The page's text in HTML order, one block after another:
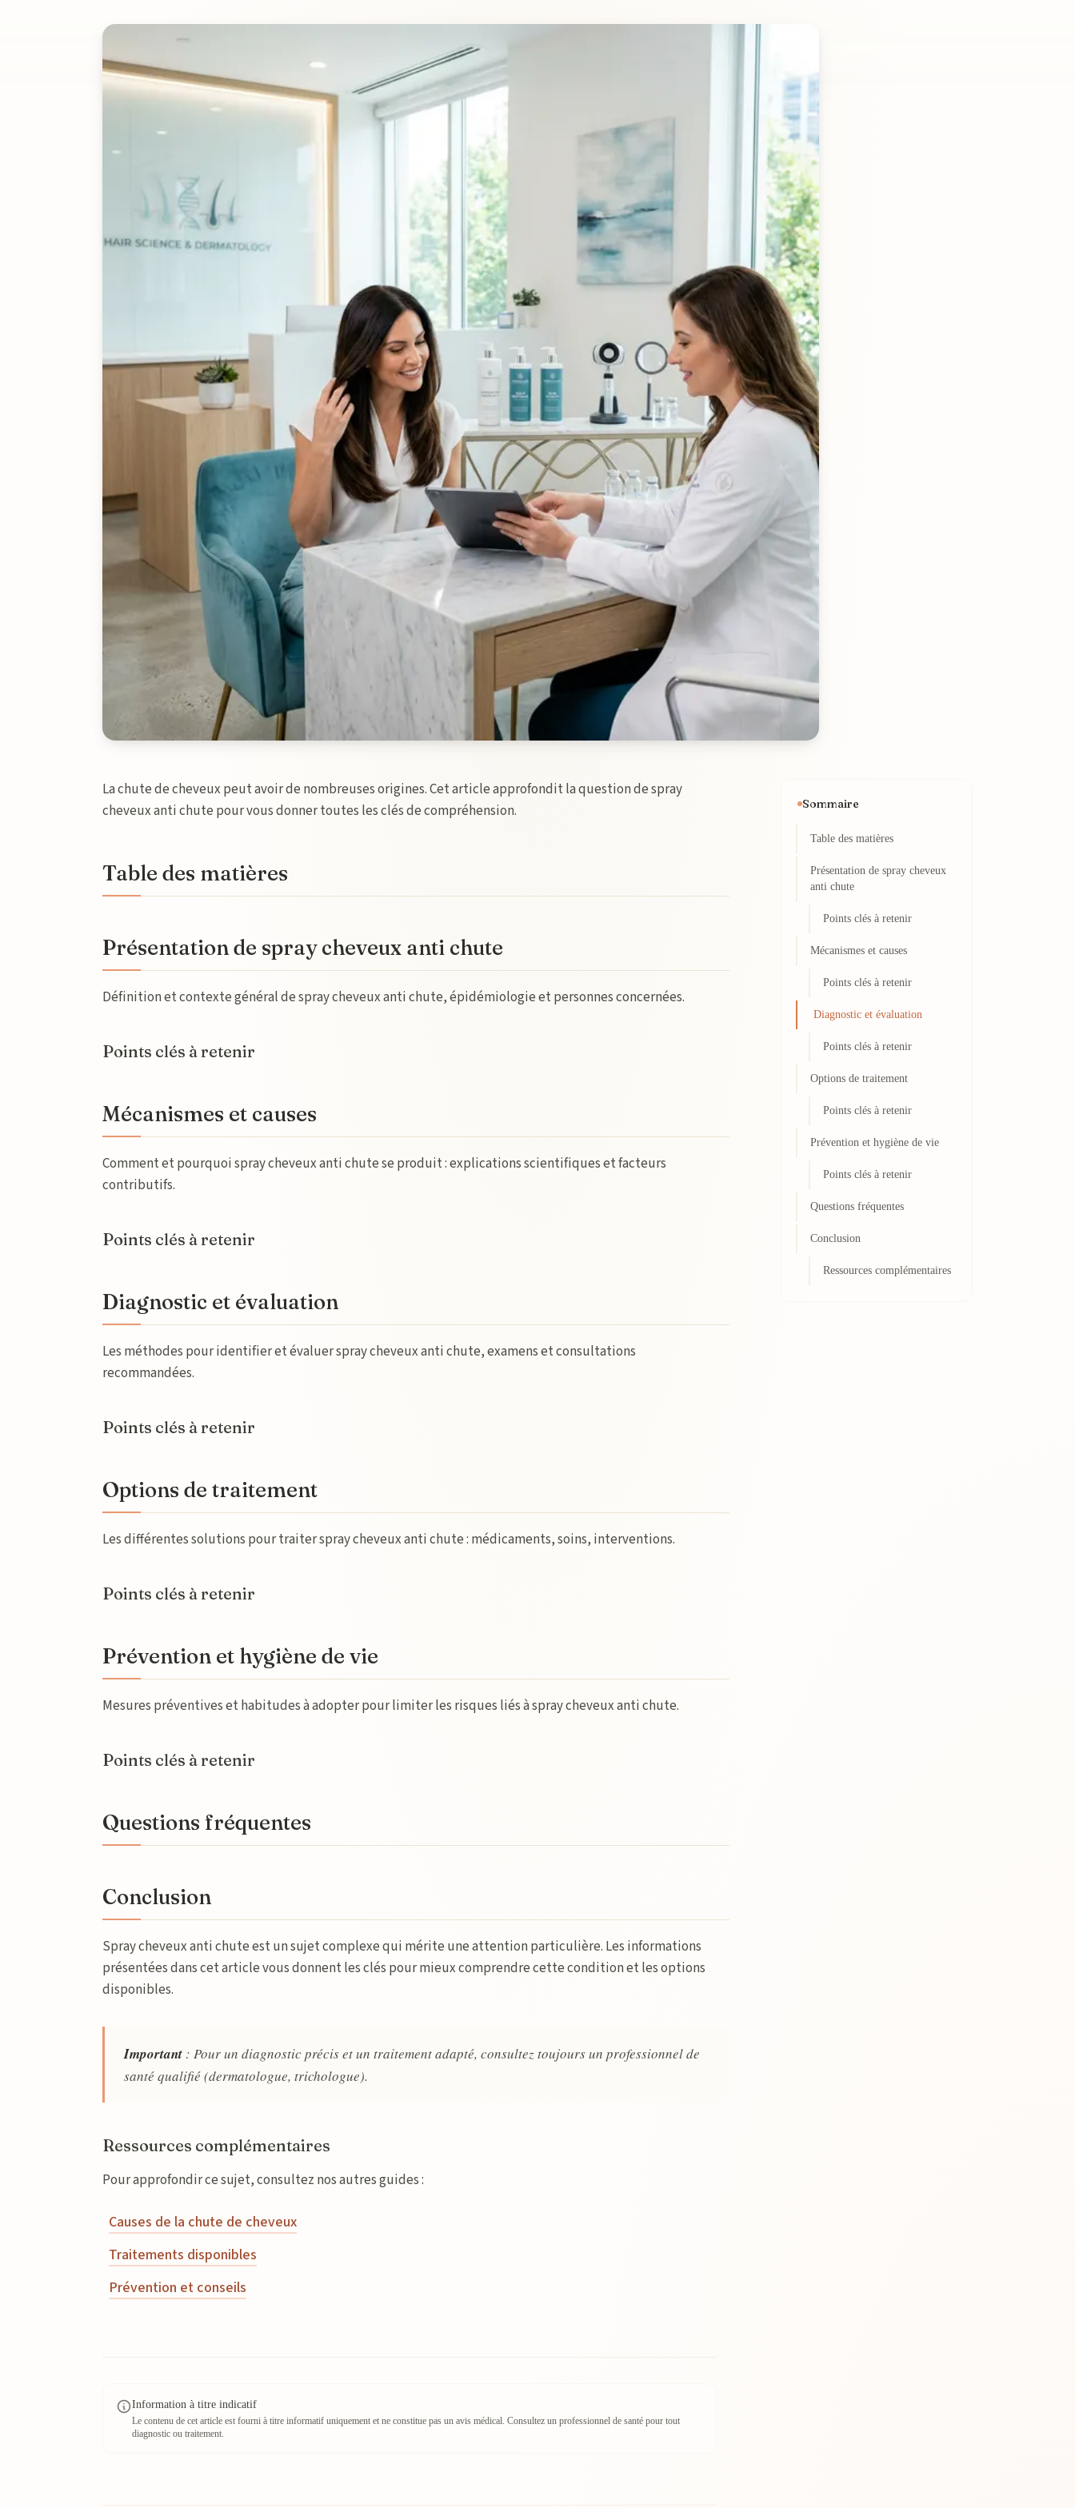
La chute de cheveux peut avoir de nombreuses origines. Cet article approfondit la question de spray
cheveux anti chute pour vous donner toutes les clés de compréhension.
Table des matières
Présentation de spray cheveux anti chute
Définition et contexte général de spray cheveux anti chute, épidémiologie et personnes concernées.
Points clés à retenir
Mécanismes et causes
Comment et pourquoi spray cheveux anti chute se produit : explications scientifiques et facteurs
contributifs.
Points clés à retenir
Diagnostic et évaluation
Les méthodes pour identifier et évaluer spray cheveux anti chute, examens et consultations
recommandées.
Points clés à retenir
Options de traitement
Les différentes solutions pour traiter spray cheveux anti chute : médicaments, soins, interventions.
Points clés à retenir
Prévention et hygiène de vie
Mesures préventives et habitudes à adopter pour limiter les risques liés à spray cheveux anti chute.
Points clés à retenir
Questions fréquentes
Conclusion
Spray cheveux anti chute est un sujet complexe qui mérite une attention particulière. Les informations
présentées dans cet article vous donnent les clés pour mieux comprendre cette condition et les options
disponibles.
Important : Pour un diagnostic précis et un traitement adapté, consultez toujours un professionnel de
santé qualifié (dermatologue, trichologue).
Ressources complémentaires
Pour approfondir ce sujet, consultez nos autres guides :
Causes de la chute de cheveux
Traitements disponibles
Prévention et conseils
Sommaire
Table des matières
Présentation de spray cheveux
anti chute
Points clés à retenir
Mécanismes et causes
Points clés à retenir
Diagnostic et évaluation
Points clés à retenir
Options de traitement
Points clés à retenir
Prévention et hygiène de vie
Points clés à retenir
Questions fréquentes
Conclusion
Ressources complémentaires
Information à titre indicatif
Le contenu de cet article est fourni à titre informatif uniquement et ne constitue pas un avis médical. Consultez un professionnel de santé pour tout
diagnostic ou traitement.